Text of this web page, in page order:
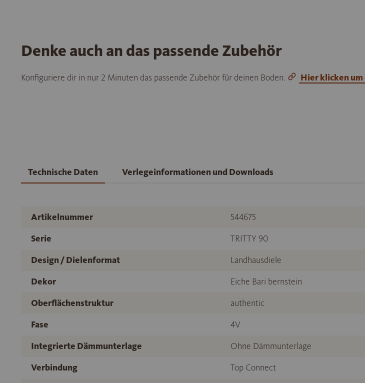
Denke auch an das passende Zubehör
Konfiguriere dir in nur 2 Minuten das passende Zubehör für deinen Boden. Hier klicken um
Technische Daten Verlegeinformationen und Downloads
Artikelnummer
544675
Serie
TRITTY 90
Design / Dielenformat
Landhausdiele
Dekor
Eiche Bari bernstein
Oberflächenstruktur
authentic
Fase
4V
Integrierte Dämmunterlage
Ohne Dämmunterlage
Verbindung
Top Connect